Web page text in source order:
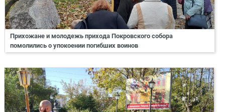
Прихожане и молодежь прихода Покровского собора
помолились о упокоении погибших воинов